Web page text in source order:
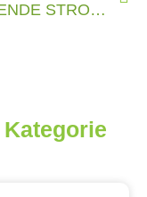
STEIGENDE STROMPREISE: HOCHWERTIGE ÖKOSTROMTARIFE OFT GÜNSTIGER ALS DIE GRUNDVERSORGUNG